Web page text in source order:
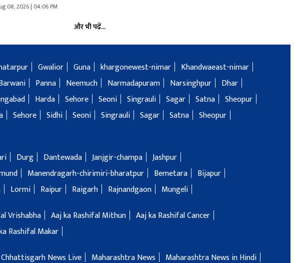
08, 2026 | 04:06 PM
और भी पढ़ें...
Gwalior Guna khargonewest-nimar
Khandwaeast-nimar
Panna Neemuch Narmadapuram Narsinghpur
Dhar
Harda Sehore Seoni Singrauli Sagar Satna
Sheopur
Sehore Sidhi Seoni Singrauli Sagar Satna
Sheopur
Durg Dantewada Janjgir-champa
Jashpur
Manendragarh-chirimiri-bharatpur Bemetara
Bijapur
Lormi Raipur Raigarh Rajnandgaon Mungeli
Vrishabha Aaj ka Rashifal Mithun
Aaj ka Rashifal Cancer
Rashifal Makar
Chhattisgarh News Live Maharashtra News
Maharashtra News in Hindi